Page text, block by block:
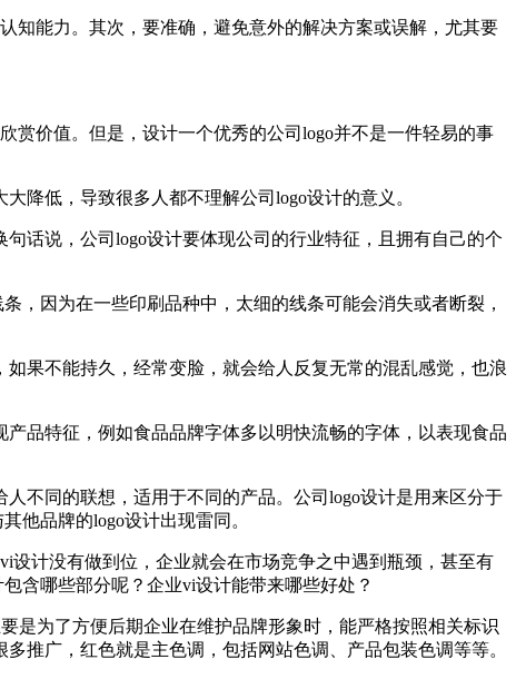
知能力。其次，要准确，避免意外的解决方案或误解，尤其要
赏价值。但是，设计一个优秀的公司logo并不是一件轻易的事
降低，导致很多人都不理解公司logo设计的意义。
话说，公司logo设计要体现公司的行业特征，且拥有自己的个
，因为在一些印刷品种中，太细的线条可能会消失或者断裂，
果不能持久，经常变脸，就会给人反复无常的混乱感觉，也浪
品特征，例如食品品牌字体多以明快流畅的字体，以表现食品
不同的联想，适用于不同的产品。公司logo设计是用来区分于
他品牌的logo设计出现雷同。
计没有做到位，企业就会在市场竞争之中遇到瓶颈，甚至有
含哪些部分呢？企业vi设计能带来哪些好处？
是为了方便后期企业在维护品牌形象时，能严格按照相关标识
推广，红色就是主色调，包括网站色调、产品包装色调等等。